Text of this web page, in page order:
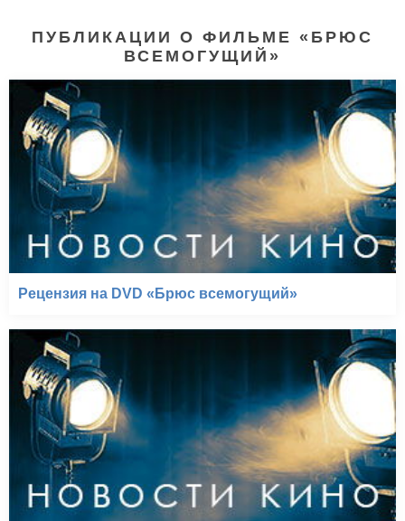
ПУБЛИКАЦИИ О ФИЛЬМЕ «БРЮС
ВСЕМОГУЩИЙ»
Рецензия на DVD «Брюс всемогущий»